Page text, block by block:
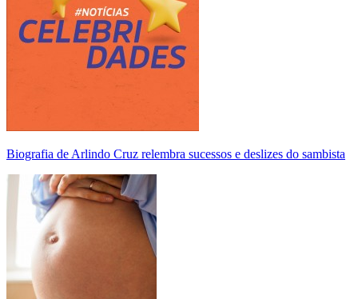
Biografia de Arlindo Cruz relembra sucessos e deslizes do sambista